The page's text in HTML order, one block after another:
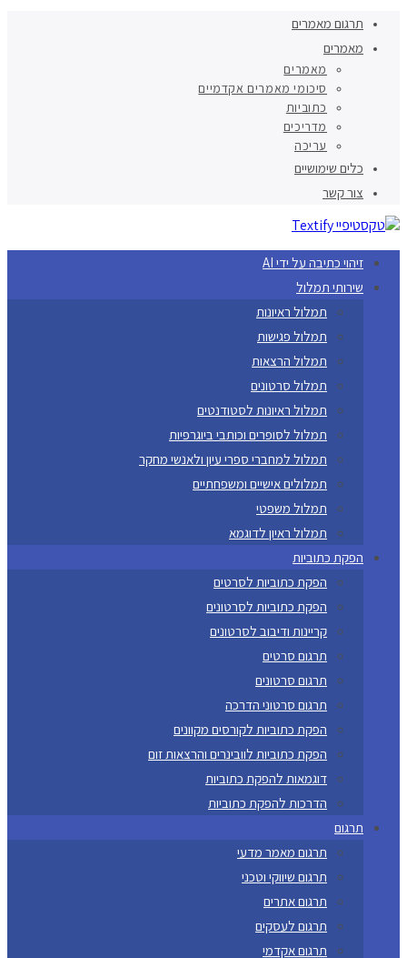
תרגום מאמרים
מאמרים
מאמרים
סיכומי מאמרים אקדמיים
כתוביות
מדריכים
עריכה
כלים שימושיים
צור קשר
זיהוי כתיבה על ידי AI
שירותי תמלול
תמלול ראיונות
תמלול פגישות
תמלול הרצאות
תמלול סרטונים
תמלול ראיונות לסטודנטים
תמלול לסופרים וכותבי ביוגרפיות
תמלול למחברי ספרי עיון ולאנשי מחקר
תמלולים אישיים ומשפחתיים
תמלול משפטי
תמלול ראיון לדוגמא
הפקת כתוביות
הפקת כתוביות לסרטים
הפקת כתוביות לסרטונים
קריינות ודיבוב לסרטונים
תרגום סרטים
תרגום סרטונים
תרגום סרטוני הדרכה
הפקת כתוביות לקורסים מקוונים
הפקת כתוביות לוובינרים והרצאות זום
דוגמאות להפקת כתוביות
הדרכות להפקת כתוביות
תרגום
תרגום מאמר מדעי
תרגום שיווקי וטכני
תרגום אתרים
תרגום לעסקים
תרגום אקדמי